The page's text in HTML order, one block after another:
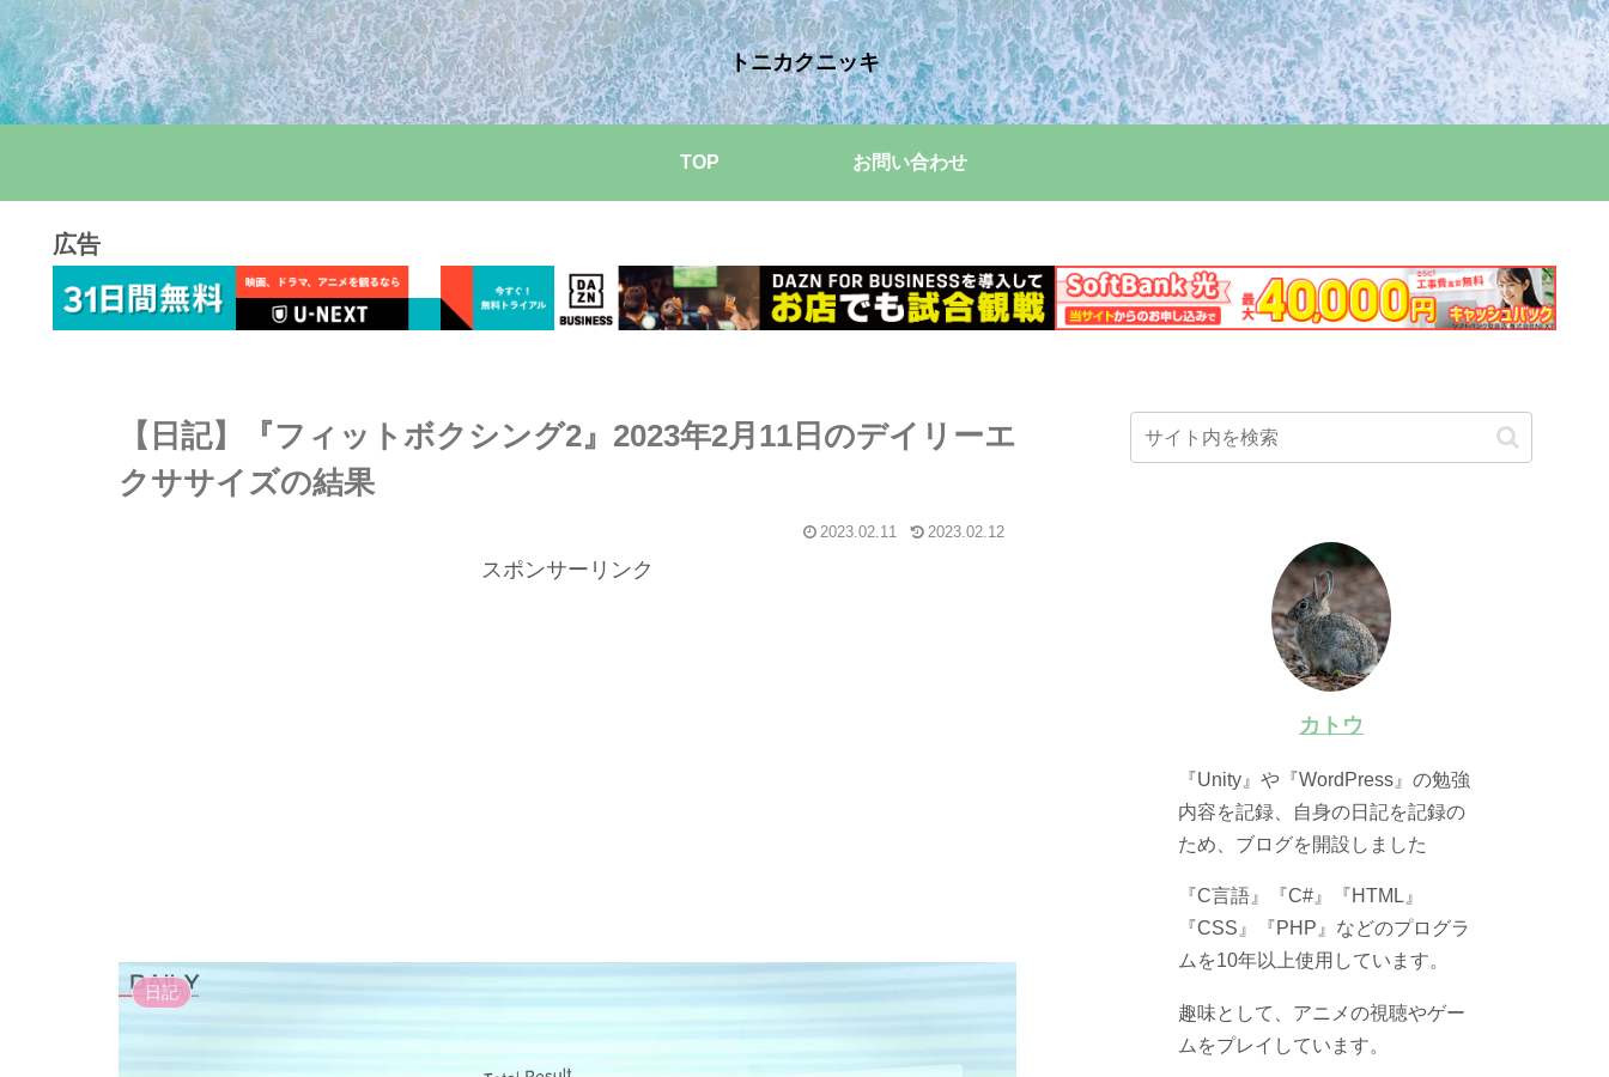
トニカクニッキ
TOP お問い合わせ
広告
【日記】『フィットボクシング2』2023年2月11日のデイリーエ
クササイズの結果
2023.02.11 2023.02.12
スポンサーリンク
日記
カトウ
『Unity』や『WordPress』の勉強
内容を記録、自身の日記を記録の
ため、ブログを開設しました
『C言語』『C#』『HTML』
『CSS』『PHP』などのプログラ
ムを10年以上使用しています。
趣味として、アニメの視聴やゲー
ムをプレイしています。